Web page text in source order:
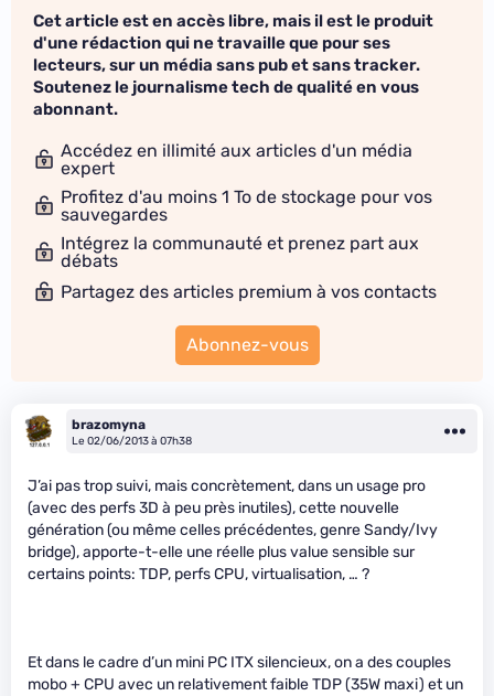
Cet article est en accès libre, mais il est le produit
d'une rédaction qui ne travaille que pour ses
lecteurs, sur un média sans pub et sans tracker.
Soutenez le journalisme tech de qualité en vous
abonnant.
Accédez en illimité aux articles d'un média
expert
Profitez d'au moins 1 To de stockage pour vos
sauvegardes
Intégrez la communauté et prenez part aux
débats
Partagez des articles premium à vos contacts
Abonnez-vous
brazomyna
Le 02/06/2013 à 07h38
J’ai pas trop suivi, mais concrètement, dans un usage pro
(avec des perfs 3D à peu près inutiles), cette nouvelle
génération (ou même celles précédentes, genre Sandy/Ivy
bridge), apporte-t-elle une réelle plus value sensible sur
certains points: TDP, perfs CPU, virtualisation, … ?
Et dans le cadre d’un mini PC ITX silencieux, on a des couples
mobo + CPU avec un relativement faible TDP (35W maxi) et un